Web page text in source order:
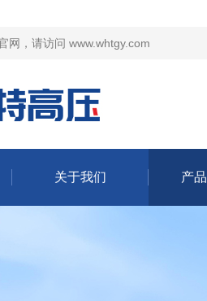
网，请访问 www.whtgy.com
关于我们 产